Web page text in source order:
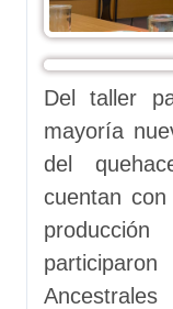
Del taller
mayoría
del
cuentan